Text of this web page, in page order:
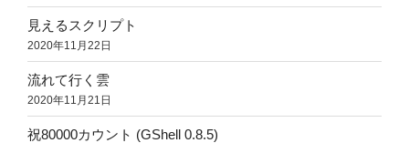
見えるスクリプト
2020年11月22日
流れて行く雲
2020年11月21日
祝80000カウント (GShell 0.8.5)